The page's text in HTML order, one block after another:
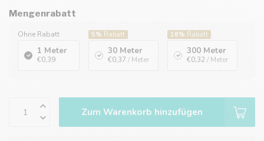
Mengenrabatt
Ohne Rabatt
1 Meter
€0,39
5% Rabatt
30 Meter
€0,37/ Meter
18% Rabatt
300 Meter
€0,32 / Meter
Zum Warenkorb hinzufügen